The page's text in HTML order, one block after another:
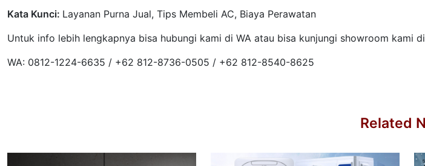
Kata Kunci: Layanan Purna Jual, Tips Membeli AC, Biaya Perawatan
Untuk info lebih lengkapnya bisa hubungi kami di WA atau bisa kunjungi showroom kami
WA: 0812-1224-6635 / +62 812-8736-0505 / +62 812-8540-8625
Related